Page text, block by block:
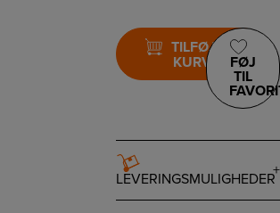
TILFØJ TIL
KURV
FØJ
TIL
LEVERINGSMULIGHEDER